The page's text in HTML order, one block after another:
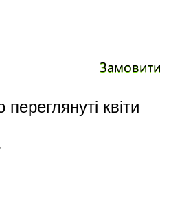
Замовити
квіти